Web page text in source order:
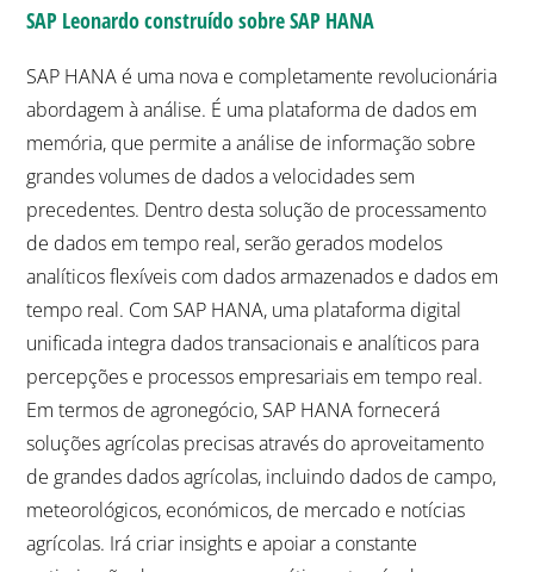
SAP Leonardo construído sobre SAP HANA
SAP HANA é uma nova e completamente revolucionária
abordagem à análise. É uma plataforma de dados em
memória, que permite a análise de informação sobre
grandes volumes de dados a velocidades sem
precedentes. Dentro desta solução de processamento
de dados em tempo real, serão gerados modelos
analíticos flexíveis com dados armazenados e dados em
tempo real. Com SAP HANA, uma plataforma digital
unificada integra dados transacionais e analíticos para
percepções e processos empresariais em tempo real.
Em termos de agronegócio, SAP HANA fornecerá
soluções agrícolas precisas através do aproveitamento
de grandes dados agrícolas, incluindo dados de campo,
meteorológicos, económicos, de mercado e notícias
agrícolas. Irá criar insights e apoiar a constante